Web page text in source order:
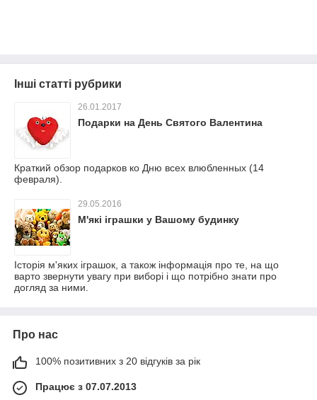
Інші статті рубрики
26.01.2017
Подарки на День Святого Валентина
Краткий обзор подарков ко Дню всех влюбленных (14
февраля).
29.05.2016
М'які іграшки у Вашому будинку
Історія м'яких іграшок, а також інформація про те, на що
варто звернути увагу при виборі і що потрібно знати про
догляд за ними.
Про нас
100% позитивних з 20 відгуків за рік
Працює з 07.07.2013